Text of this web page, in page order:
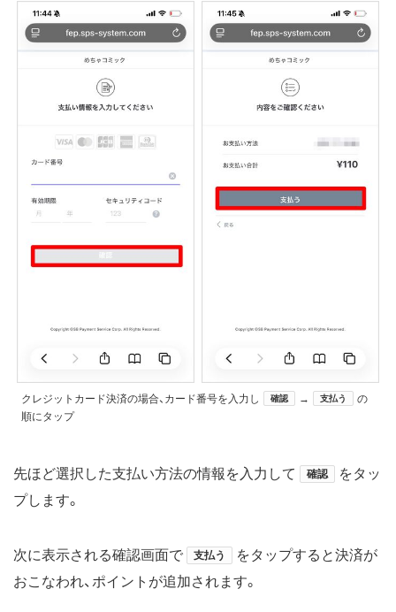
クレジットカード決済の場合、カード番号を入力し 確認 → 支払う
の
順にタップ
先ほど選択した支払い方法の情報を入力して 確認
をタッ
プします。
次に表示される確認画面で 支払う
をタップすると決済が
おこなわれ、ポイントが追加されます。